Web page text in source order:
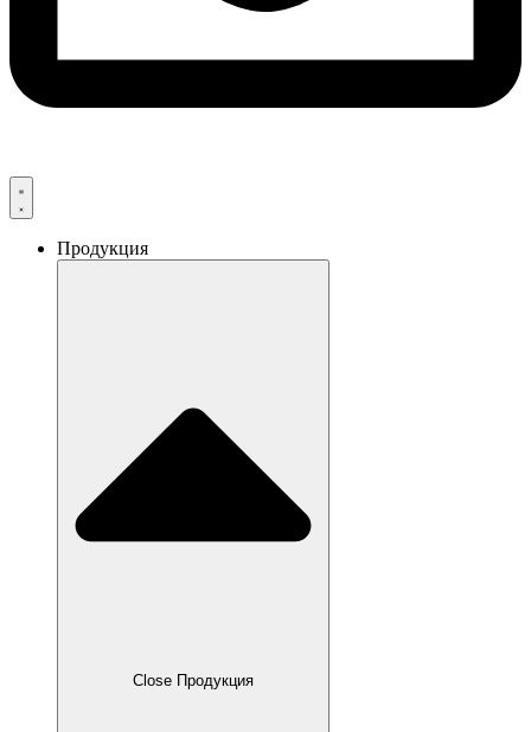
Продукция
Close Продукция